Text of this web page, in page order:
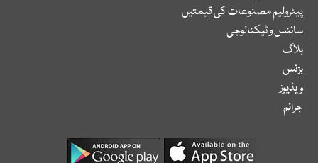
پیٹرولیم مصنوعات کی قیمتیں
سائنس و ٹیکنالوجی
بلاگ
بزنس
ویڈیوز
جرائم